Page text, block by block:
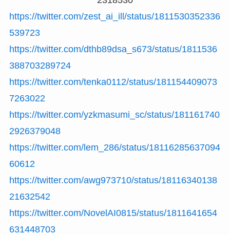
https://twitter.com/zest_ai_ill/status/1811530352336
539723
https://twitter.com/dthb89dsa_s673/status/1811536
388703289724
https://twitter.com/tenka0112/status/181154409073
7263022
https://twitter.com/yzkmasumi_sc/status/181161740
2926379048
https://twitter.com/lem_286/status/18116285637094
60612
https://twitter.com/awg973710/status/18116340138
21632542
https://twitter.com/NovelAI0815/status/1811641654
631448703